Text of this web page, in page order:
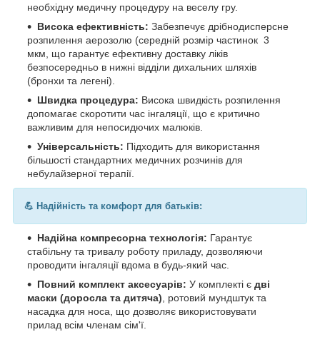
необхідну медичну процедуру на веселу гру.
Висока ефективність: Забезпечує дрібнодисперсне
розпилення аерозолю (середній розмір частинок 3
мкм, що гарантує ефективну доставку ліків
безпосередньо в нижні відділи дихальних шляхів
(бронхи та легені).
Швидка процедура: Висока швидкість розпилення
допомагає скоротити час інгаляції, що є критично
важливим для непосидючих малюків.
Універсальність: Підходить для використання
більшості стандартних медичних розчинів для
небулайзерної терапії.
💪 Надійність та комфорт для батьків:
Надійна компресорна технологія: Гарантує
стабільну та тривалу роботу приладу, дозволяючи
проводити інгаляції вдома в будь-який час.
Повний комплект аксесуарів: У комплекті є дві
маски (доросла та дитяча) , ротовий мундштук та
насадка для носа, що дозволяє використовувати
прилад всім членам сім'ї.